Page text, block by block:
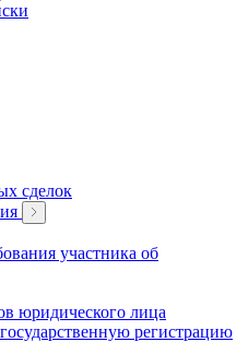
сделок
участника об
юридического лица
регистрацию